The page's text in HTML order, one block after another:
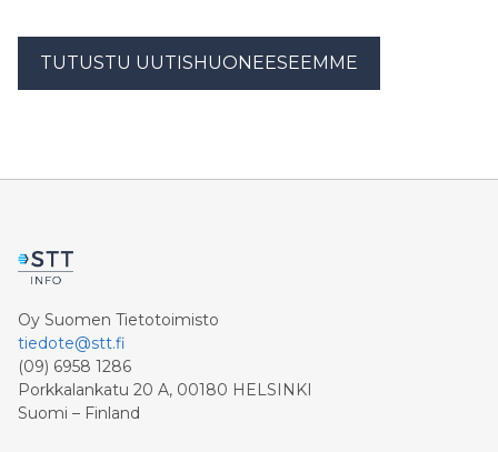
TUTUSTU UUTISHUONEESEEMME
Oy Suomen Tietotoimisto
tiedote@stt.fi
(09) 6958 1286
Porkkalankatu 20 A, 00180 HELSINKI
Suomi – Finland